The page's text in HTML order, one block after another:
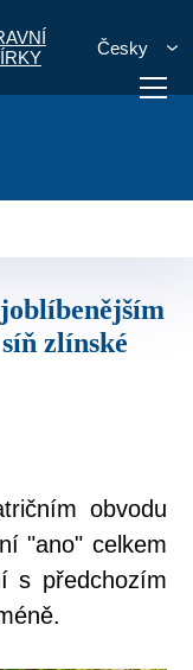
Česky
zlínské
obvodu
"ano" celkem
s předchozím